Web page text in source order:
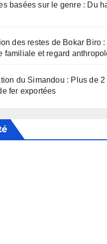
basées sur le genre : Du
des restes de Bokar Biro :
familiale et regard
du Simandou : Plus de
fer exportées